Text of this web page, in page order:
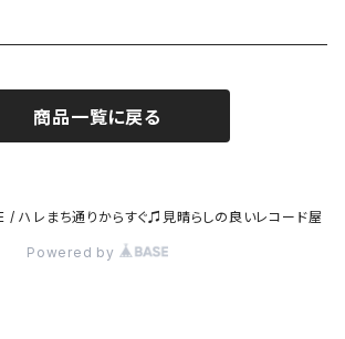
商品一覧に戻る
ハレまち通りからすぐ♫見晴らしの良いレコード屋
Powered by